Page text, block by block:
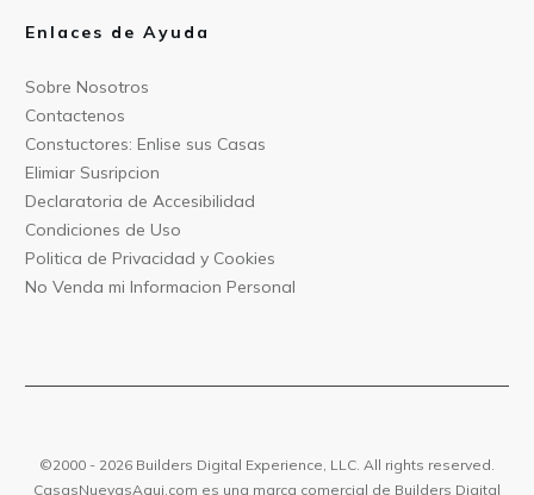
Enlaces de Ayuda
Sobre Nosotros
Contactenos
Constuctores: Enlise sus Casas
Elimiar Susripcion
Declaratoria de Accesibilidad
Condiciones de Uso
Politica de Privacidad y Cookies
No Venda mi Informacion Personal
©2000 - 2026 Builders Digital Experience, LLC. All rights reserved.
CasasNuevasAqui.com es una marca comercial de Builders Digital